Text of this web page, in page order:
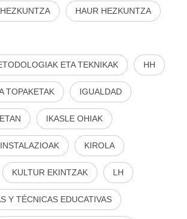
HAUR HEZKUNTZA
ETA TEKNIKAK HH
TOPAKETAK IGUALDAD
IKASLE OHIAK
INSTALAZIOAK KIROLA
KULTUR EKINTZAK LH
Y TÉCNICAS EDUCATIVAS